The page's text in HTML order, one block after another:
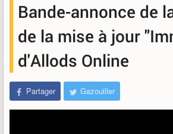
Bande-annonce de
de la mise à jour
d'Allods Online
Partager Gazouiller